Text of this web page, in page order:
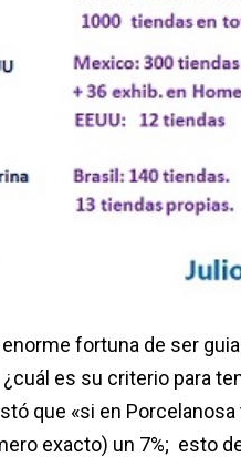
fortuna de ser
es su criterio para
que «si en
exacto) un 7%; esto